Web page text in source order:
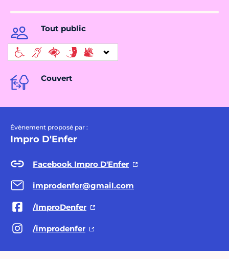
Tout public
Couvert
Évènement proposé par :
Impro D'Enfer
Facebook Impro D'Enfer
improdenfer@gmail.com
/ImproDenfer
/improdenfer